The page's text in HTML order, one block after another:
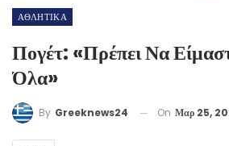
ΑΘΛΗΤΙΚΑ
Πογέτ: «Πρέπει Να
Όλα»
By Greeknews24 On Μαρ 25,